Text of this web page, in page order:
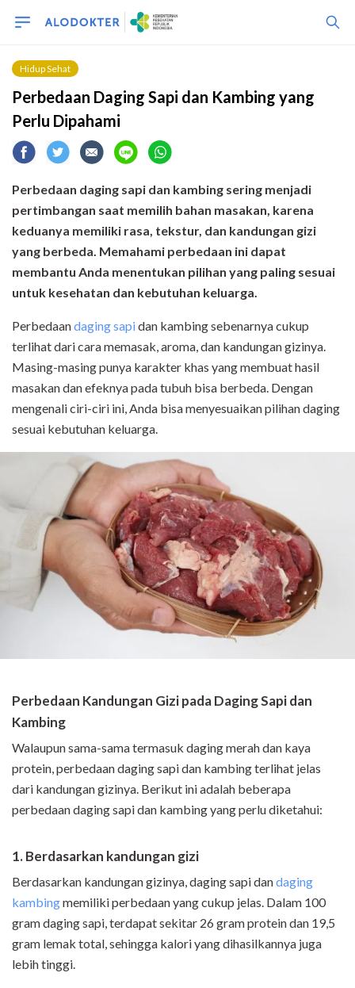
Hidup Sehat
Perbedaan Daging Sapi dan Kambing yang
Perlu Dipahami
Perbedaan daging sapi dan kambing sering menjadi
pertimbangan saat memilih bahan masakan, karena
keduanya memiliki rasa, tekstur, dan kandungan gizi
yang berbeda. Memahami perbedaan ini dapat
membantu Anda menentukan pilihan yang paling sesuai
untuk kesehatan dan kebutuhan keluarga.
Perbedaandaging sapidan kambing sebenarnya cukup
terlihat dari cara memasak, aroma, dan kandungan gizinya.
Masing-masing punya karakter khas yang membuat hasil
masakan dan efeknya pada tubuh bisa berbeda. Dengan
mengenali ciri-ciri ini, Anda bisa menyesuaikan pilihan daging
sesuai kebutuhan keluarga.
Perbedaan Kandungan Gizi pada Daging Sapi dan
Kambing
Walaupun sama-sama termasuk daging merah dan kaya
protein, perbedaan daging sapi dan kambing terlihat jelas
dari kandungan gizinya. Berikut ini adalah beberapa
perbedaan daging sapi dan kambing yang perlu diketahui:
1. Berdasarkan kandungan gizi
Berdasarkan kandungan gizinya, daging sapi dandaging
kambingmemiliki perbedaan yang cukup jelas. Dalam 100
gram daging sapi, terdapat sekitar 26 gram protein dan 19,5
gram lemak total, sehingga kalori yang dihasilkannya juga
lebih tinggi.